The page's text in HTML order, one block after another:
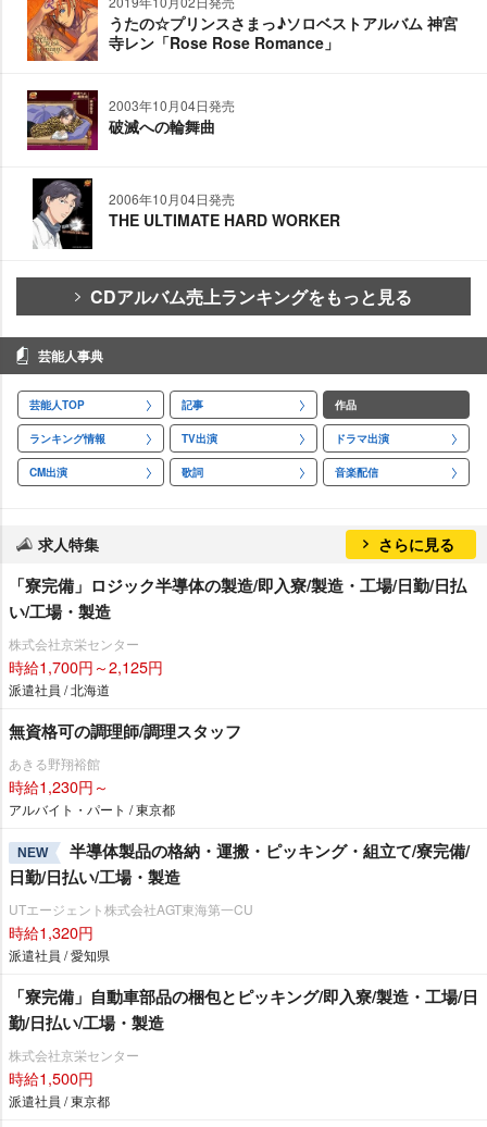
うたの☆プリンスさまっ♪ソロベストアルバム 神宮
寺レン「Rose Rose Romance」
2003年10月04日発売
破滅への輪舞曲
2006年10月04日発売
THE ULTIMATE HARD WORKER
CDアルバム売上ランキングをもっと見る
芸能人事典
芸能人TOP 記事 作品
ランキング情報 TV出演 ドラマ出演
CM出演 歌詞 音楽配信
求人特集 さらに見る
「寮完備」ロジック半導体の製造/即入寮/製造・工場/日勤/日払
い/工場・製造
株式会社京栄センター
時給1,700円～2,125円
派遣社員 / 北海道
無資格可の調理師/調理スタッフ
あきる野翔裕館
時給1,230円～
アルバイト・パート / 東京都
NEW
半導体製品の格納・運搬・ピッキング・組立て/寮完備/
日勤/日払い/工場・製造
UTエージェント株式会社AGT東海第一CU
時給1,320円
派遣社員 / 愛知県
「寮完備」自動車部品の梱包とピッキング/即入寮/製造・工場/日
勤/日払い/工場・製造
株式会社京栄センター
時給1,500円
派遣社員 / 東京都